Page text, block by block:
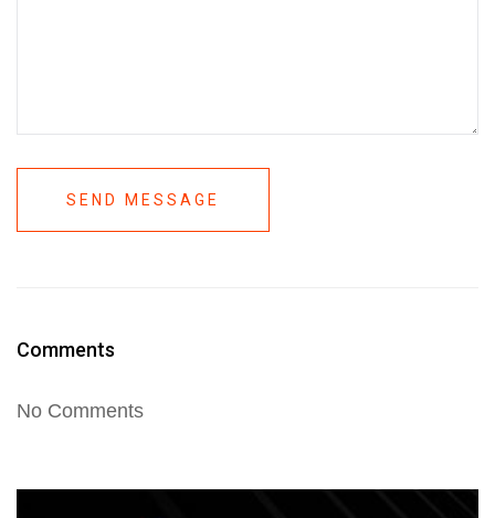
SEND MESSAGE
Comments
No Comments